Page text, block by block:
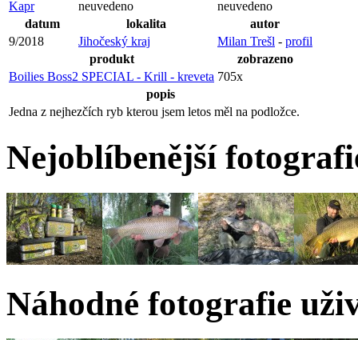
Kapr
neuvedeno
neuvedeno
datum
lokalita
autor
9/2018
Jihočeský kraj Milan Trešl - profil
produkt
zobrazeno
Boilies Boss2 SPECIAL - Krill - kreveta 705x
popis
Jedna z nejhezčích ryb kterou jsem letos měl na podložce.
Nejoblíbenější
Náhodné fotografie